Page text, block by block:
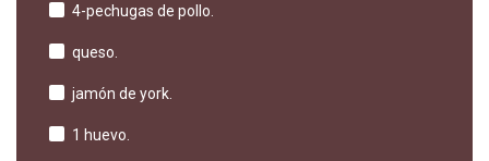
4-pechugas de pollo.
queso.
jamón de york.
1 huevo.